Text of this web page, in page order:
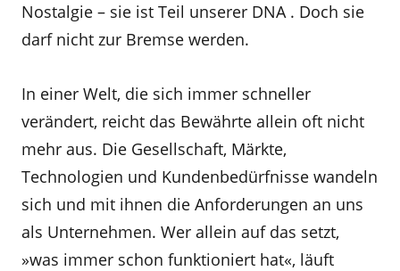
Nostalgie – sie ist Teil unserer DNA . Doch sie
darf nicht zur Bremse werden.
In einer Welt, die sich immer schneller
verändert, reicht das Bewährte allein oft nicht
mehr aus. Die Gesellschaft, Märkte,
Technologien und Kundenbedürfnisse wandeln
sich und mit ihnen die Anforderungen an uns
als Unternehmen. Wer allein auf das setzt,
»was immer schon funktioniert hat«, läuft